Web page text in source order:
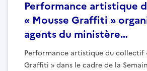
Performance artistique
« Mousse Graffiti »
agents du ministère…
Performance artistique du collectif
Graffiti » dans le cadre de la